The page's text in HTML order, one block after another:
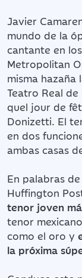
Javier
mundo de la
cantante en
Metropolitan
misma hazaña
Teatro Real
quel jour de
Donizetti. El
en dos
ambas casas
En palabras
Huffington
tenor joven
tenor
como el oro y
la próxima